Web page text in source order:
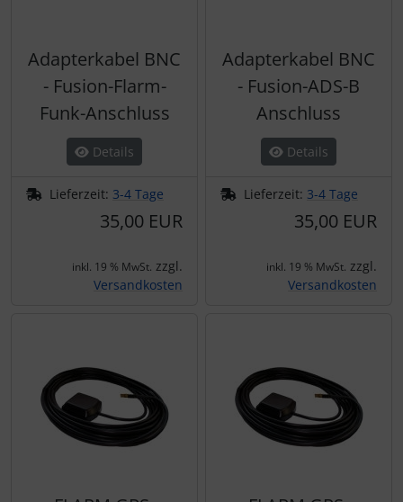
Adapterkabel BNC
- Fusion-Flarm-
Funk-Anschluss
Details
Lieferzeit: 3-4 Tage
35,00 EUR
inkl. 19 % MwSt. zzgl.
Versandkosten
Adapterkabel BNC
- Fusion-ADS-B
Anschluss
Details
Lieferzeit: 3-4 Tage
35,00 EUR
inkl. 19 % MwSt. zzgl.
Versandkosten